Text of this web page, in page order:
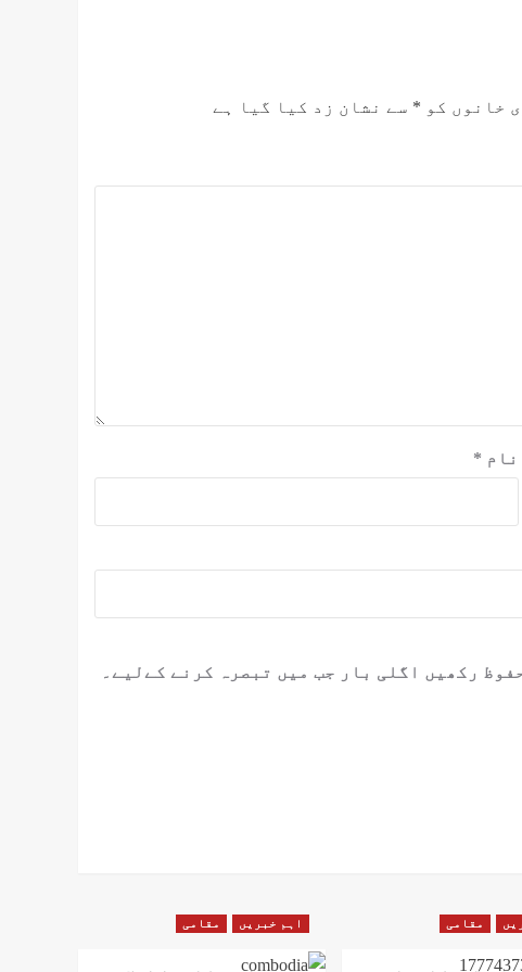
خانوں کو * سے نشان زد کیا گیا ہے
نام *
رکھیں اگلی بار جب میں تبصرہ کرنے کےلیے۔
مقامی اہم خبریں مقامی